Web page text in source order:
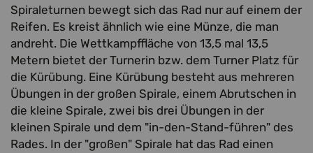
Spiraleturnen bewegt sich das Rad nur auf einem der
Reifen. Es kreist ähnlich wie eine Münze, die man
andreht. Die Wettkampffläche von 13,5 mal 13,5
Metern bietet der Turnerin bzw. dem Turner Platz für
die Kürübung. Eine Kürübung besteht aus mehreren
Übungen in der großen Spirale, einem Abrutschen in
die kleine Spirale, zwei bis drei Übungen in der
kleinen Spirale und dem "in-den-Stand-führen" des
Rades. In der "großen" Spirale hat das Rad einen